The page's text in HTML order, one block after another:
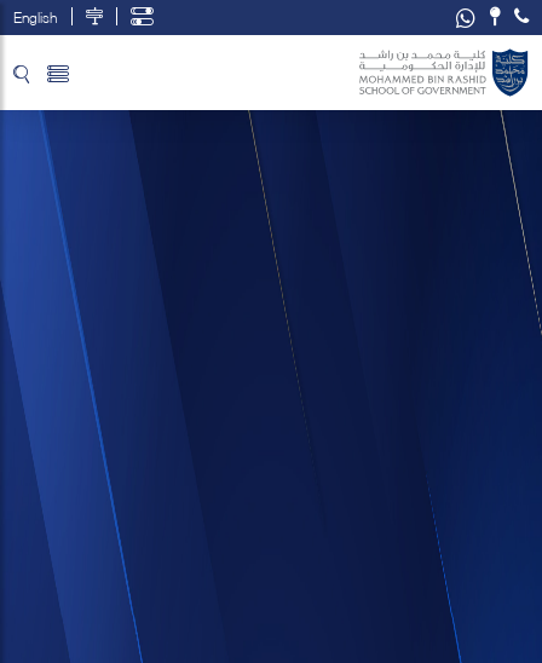
تخطي إلى المحتوى الرئيسي
فتح قائمة الوصول
English